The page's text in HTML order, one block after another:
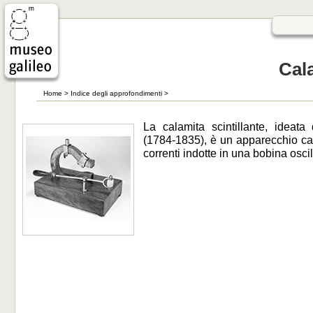
Home > Indice degli approfondimenti >
La calamita scintillante,
(1784-1835), è un apparecchio
correnti indotte in una bobina